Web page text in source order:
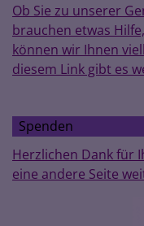
Ob Sie zu unserer
brauchen etwas
können wir Ihnen
diesem Link gibt es
Spenden
Herzlichen Dank für
eine andere Seite